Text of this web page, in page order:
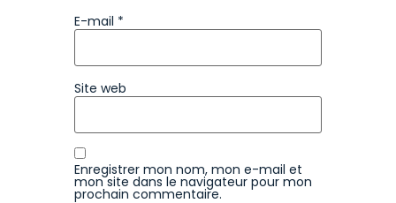
E-mail *
Site web
Enregistrer mon nom, mon e-mail et
mon site dans le navigateur pour mon
prochain commentaire.